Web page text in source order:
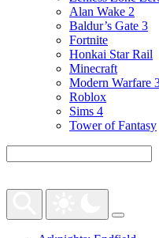
Alan Wake 2
Baldur’s Gate 3
Fortnite
Honkai Star Rail
Minecraft
Modern Warfare
Roblox
Sims 4
Tower of Fantasy